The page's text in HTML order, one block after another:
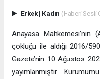
Erkek| Kadın (Haberi Sesli
Anayasa
çokluğu ile aldığı 2016/
Gazete’nin 10 Ağustos
yayımlanmıştır.